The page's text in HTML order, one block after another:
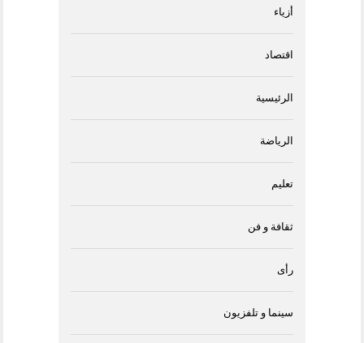
أزياء
اقتصاد
الرئيسية
الرياضة
تعليم
ثقافة و فن
رأى
سينما و تلفزيون